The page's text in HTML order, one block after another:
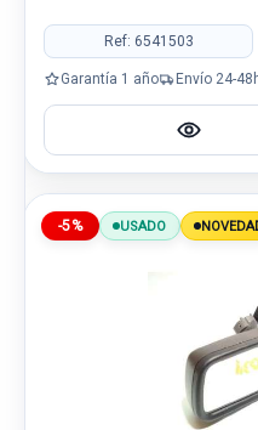
Ref: 6541503
Garantía 1 año Envío 24-
-5% USADO